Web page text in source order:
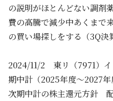
の説明がほとんどない調剤
費の高騰で減少中あくまで
の買い場探しをする（3Q決
2024/11/2 東リ（7971）
期中計（2025年度～2027
次期中計の株主還元方針